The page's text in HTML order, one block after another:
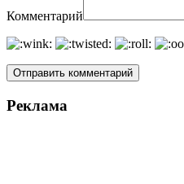
Комментарий
Реклама